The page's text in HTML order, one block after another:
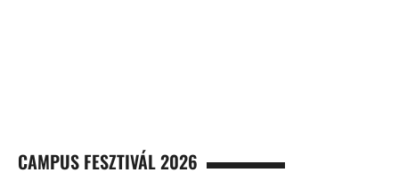
CAMPUS FESZTIVÁL 2026